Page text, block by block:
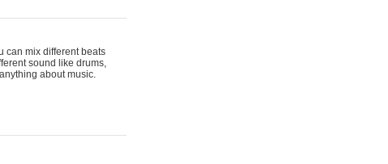
can mix different beats
sound like drums,
about music.